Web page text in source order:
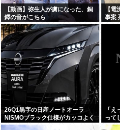
【動画】弥生人が虜になった、銅
鐸の音がこちら
【電
事案
ザー
26Q1黒字の日産ノートオーラ
NISMOブラック仕様がカッコよく
てなんか悔しい
「
って
こと